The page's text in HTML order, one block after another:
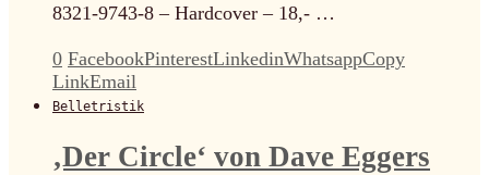
8321-9743-8 – Hardcover – 18,- …
0 FacebookPinterestLinkedinWhatsappCopy
LinkEmail
Belletristik
‚Der Circle‘ von Dave Eggers